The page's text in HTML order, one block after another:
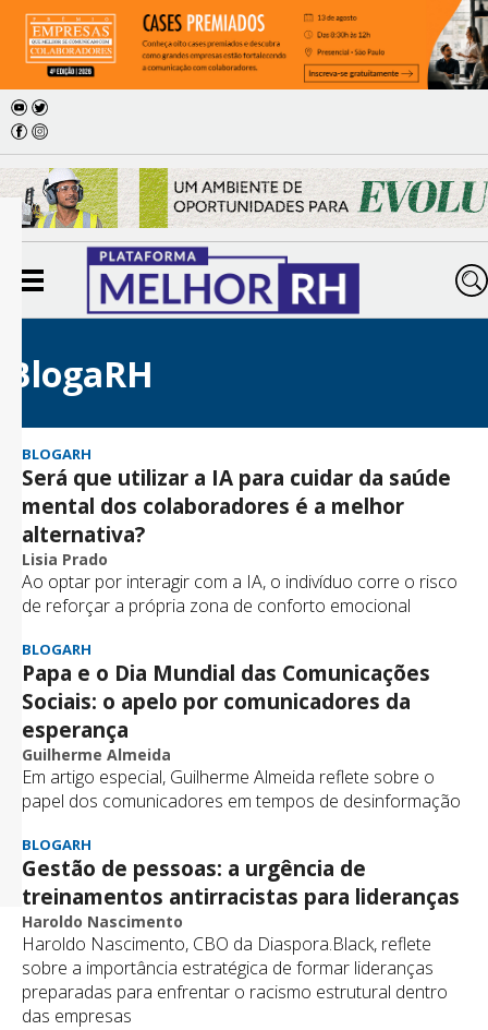
BlogaRH
BLOGARH
Será que utilizar a IA para cuidar da saúde
mental dos colaboradores é a melhor
alternativa?
Lisia Prado
Ao optar por interagir com a IA, o indivíduo corre o risco
de reforçar a própria zona de conforto emocional
BLOGARH
Papa e o Dia Mundial das Comunicações
Sociais: o apelo por comunicadores da
esperança
Guilherme Almeida
Em artigo especial, Guilherme Almeida reflete sobre o
papel dos comunicadores em tempos de desinformação
BLOGARH
Gestão de pessoas: a urgência de
treinamentos antirracistas para lideranças
Haroldo Nascimento
Haroldo Nascimento, CBO da Diaspora.Black, reflete
sobre a importância estratégica de formar lideranças
preparadas para enfrentar o racismo estrutural dentro
das empresas